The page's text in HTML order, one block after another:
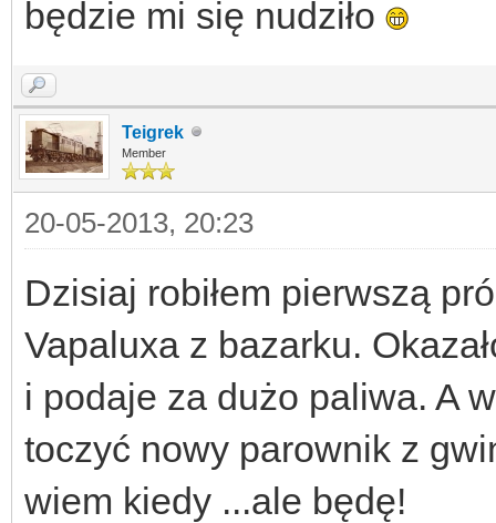
będzie mi się nudziło
Teigrek
Member
20-05-2013, 20:23
Dzisiaj robiłem pierwszą
Vapaluxa z bazarku.
i podaje za dużo paliwa. A
toczyć nowy parownik z
wiem kiedy ...ale będę!